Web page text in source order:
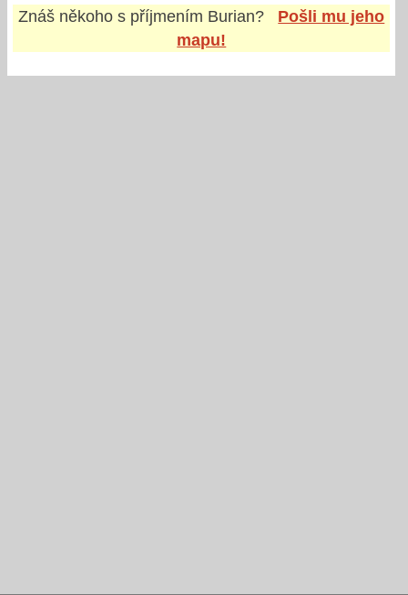
Znáš někoho s příjmením Burian?
Pošli mu jeho
mapu!